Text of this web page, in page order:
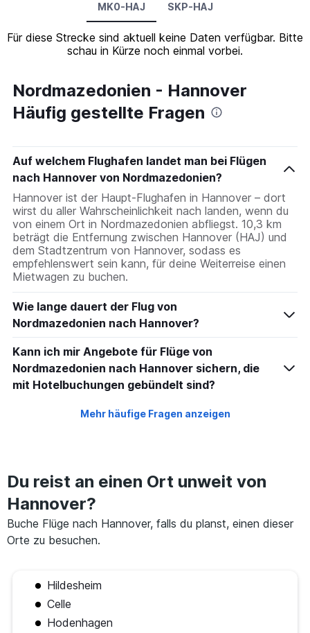
MK0-HAJ SKP-HAJ
Für diese Strecke sind aktuell keine Daten verfügbar. Bitte
schau in Kürze noch einmal vorbei.
Nordmazedonien - Hannover
Häufig gestellte Fragen
Auf welchem Flughafen landet man bei Flügen
nach Hannover von Nordmazedonien?
Hannover ist der Haupt-Flughafen in Hannover – dort
wirst du aller Wahrscheinlichkeit nach landen, wenn du
von einem Ort in Nordmazedonien abfliegst. 10,3 km
beträgt die Entfernung zwischen Hannover (HAJ) und
dem Stadtzentrum von Hannover, sodass es
empfehlenswert sein kann, für deine Weiterreise einen
Mietwagen zu buchen.
Wie lange dauert der Flug von
Nordmazedonien nach Hannover?
Kann ich mir Angebote für Flüge von
Nordmazedonien nach Hannover sichern, die
mit Hotelbuchungen gebündelt sind?
Mehr häufige Fragen anzeigen
Du reist an einen Ort unweit von
Hannover?
Buche Flüge nach Hannover, falls du planst, einen dieser
Orte zu besuchen.
Hildesheim
Celle
Hodenhagen